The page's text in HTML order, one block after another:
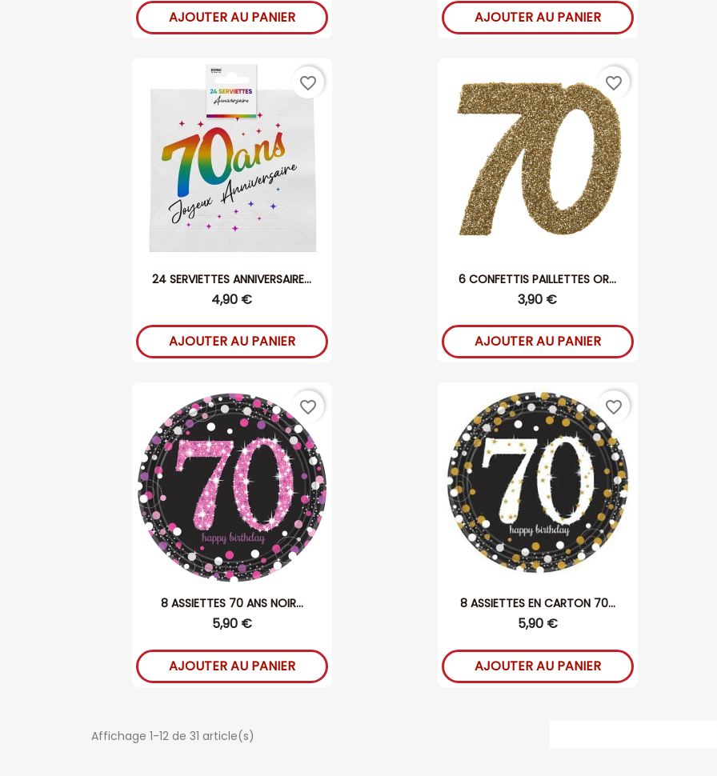
AJOUTER AU PANIER AJOUTER AU PANIER
24 SERVIETTES ANNIVERSAIRE...
4,90 €
AJOUTER AU PANIER
favorite_border
6 CONFETTIS PAILLETTES OR...
3,90 €
AJOUTER AU PANIER
favorite_border
8 ASSIETTES 70 ANS NOIR...
5,90 €
AJOUTER AU PANIER
favorite_border
8 ASSIETTES EN CARTON 70...
5,90 €
AJOUTER AU PANIER
favorite_border
Affichage 1-12 de 31 article(s)